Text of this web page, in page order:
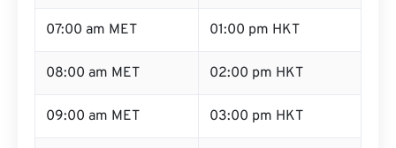
07:00 am MET 01:00 pm HKT
08:00 am MET 02:00 pm HKT
09:00 am MET 03:00 pm HKT